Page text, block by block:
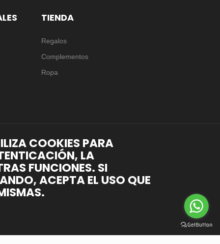
TIENDA
Regalos
Complementos
Ropa
COOKIES PARA
LA
FUNCIONES. SI
ACEPTA EL USO QUE